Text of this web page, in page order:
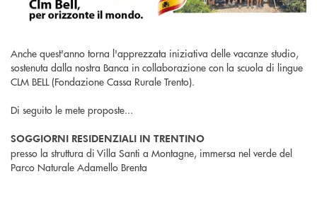
Anche quest'anno torna l'apprezzata iniziativa delle vacanze studio,
sostenuta dalla nostra Banca in collaborazione con la scuola di lingue
CLM BELL (Fondazione Cassa Rurale Trento).
Di seguito le mete proposte...
SOGGIORNI RESIDENZIALI IN TRENTINO
presso la struttura di Villa Santi a Montagne, immersa nel verde del
Parco Naturale Adamello Brenta